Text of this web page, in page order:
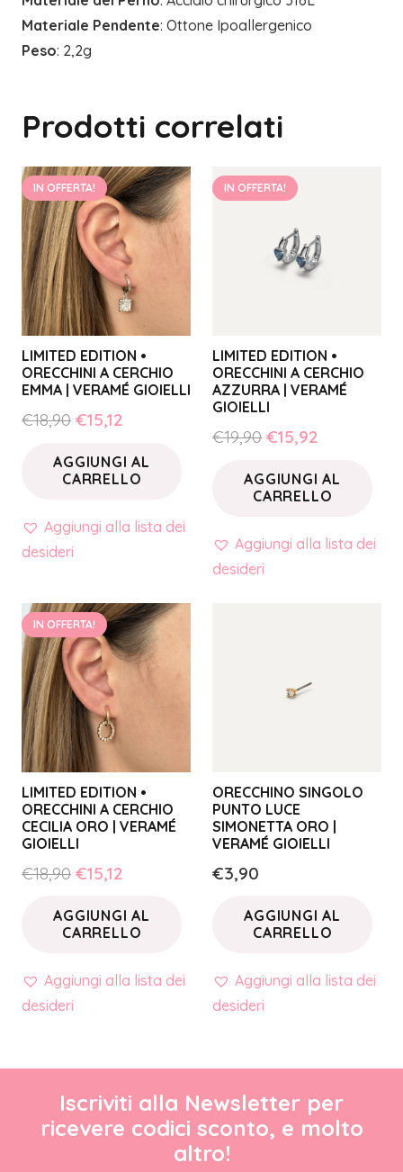
Materiale Pendente: Ottone Ipoallergenico
Peso: 2,2g
Prodotti correlati
IN OFFERTA!
LIMITED EDITION •
ORECCHINI A CERCHIO
EMMA | VERAMÉ GIOIELLI
€18,90 Il
originale
era:
€15,12
attuale
è:
AGGIUNGI AL
CARRELLO
Aggiungi alla lista dei
desideri
IN OFFERTA!
LIMITED EDITION •
ORECCHINI A CERCHIO
AZZURRA | VERAMÉ
GIOIELLI
€19,90 Il
originale
era:
€15,92
attuale
è:
AGGIUNGI AL
CARRELLO
Aggiungi alla lista dei
desideri
IN OFFERTA!
LIMITED EDITION •
ORECCHINI A CERCHIO
CECILIA ORO | VERAMÉ
GIOIELLI
€18,90 Il
originale
era:
€15,12
attuale
è:
AGGIUNGI AL
CARRELLO
Aggiungi alla lista dei
desideri
ORECCHINO SINGOLO
PUNTO LUCE
SIMONETTA ORO |
VERAMÉ GIOIELLI
€3,90
AGGIUNGI AL
CARRELLO
Aggiungi alla lista dei
desideri
Iscriviti alla Newsletter per
ricevere codici sconto, e molto
altro!